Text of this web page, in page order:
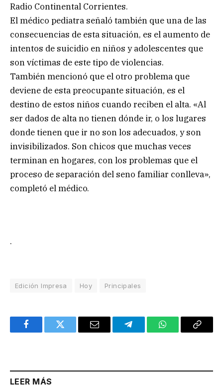
Radio Continental Corrientes.
El médico pediatra señaló también que una de las
consecuencias de esta situación, es el aumento de
intentos de suicidio en niños y adolescentes que
son víctimas de este tipo de violencias.
También mencionó que el otro problema que
deviene de esta preocupante situación, es el
destino de estos niños cuando reciben el alta. «Al
ser dados de alta no tienen dónde ir, o los lugares
donde tienen que ir no son los adecuados, y son
invisibilizados. Son chicos que muchas veces
terminan en hogares, con los problemas que el
proceso de separación del seno familiar conlleva»,
completó el médico.
.
Edición Impresa Hoy Principales
FacebookTwitter Email TelegramWhatsAppCopy
LEER MÁS